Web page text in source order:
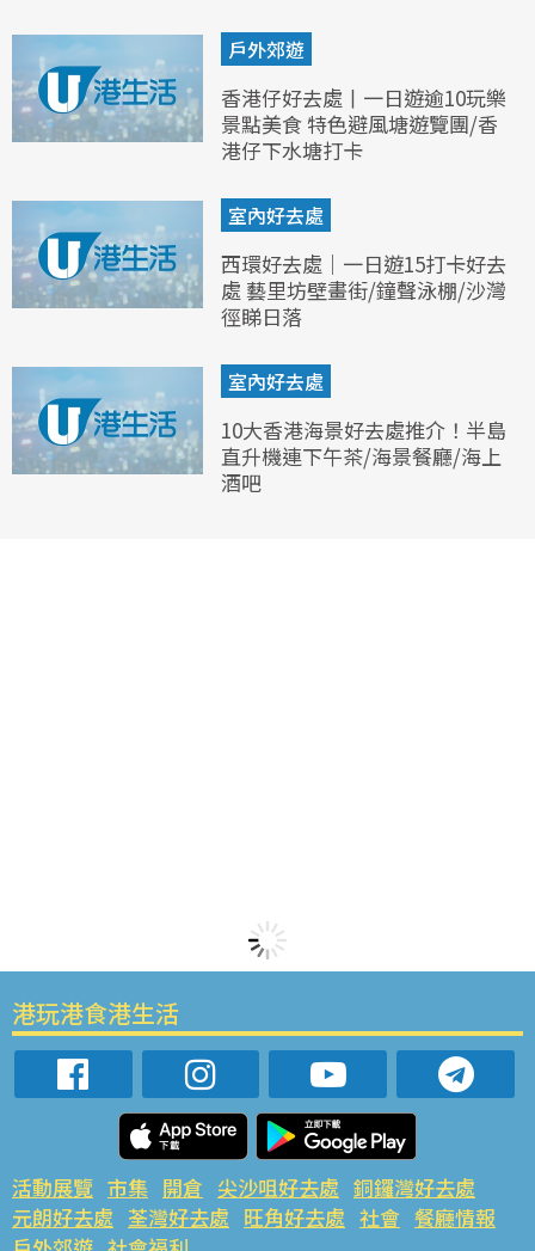
戶外郊遊
香港仔好去處丨一日遊逾10玩樂
景點美食 特色避風塘遊覽團/香
港仔下水塘打卡
室內好去處
西環好去處｜一日遊15打卡好去
處 藝里坊壁畫街/鐘聲泳棚/沙灣
徑睇日落
室內好去處
10大香港海景好去處推介！半島
直升機連下午茶/海景餐廳/海上
酒吧
港玩港食港生活
活動展覽 市集 開倉 尖沙咀好去處 銅鑼灣好去處
元朗好去處 荃灣好去處 旺角好去處 社會 餐廳情報